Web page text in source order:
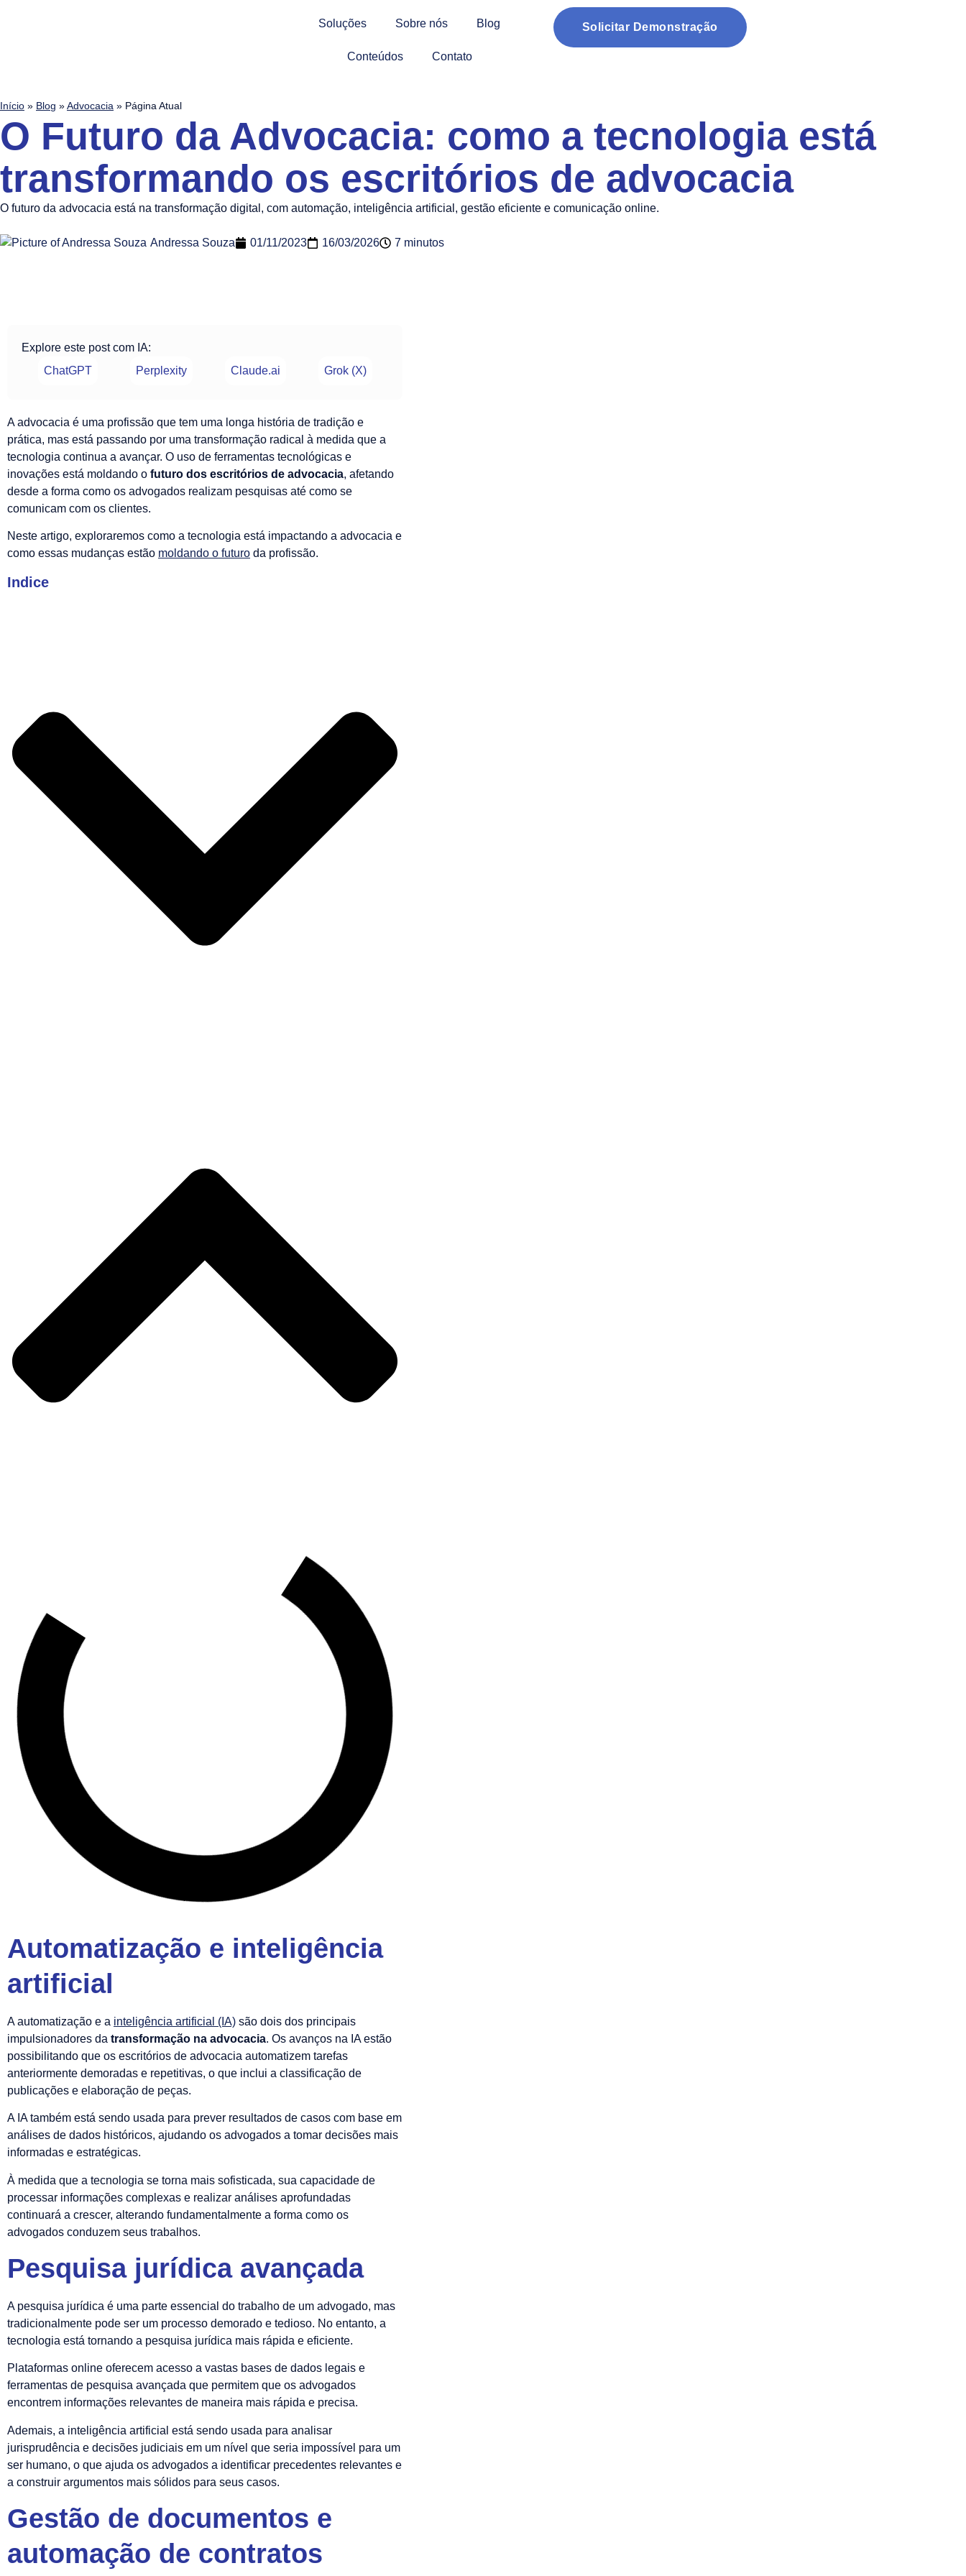
Soluções Sobre nós Blog
Conteúdos Contato
Solicitar Demonstração
Início » Blog » Advocacia » Página Atual
O Futuro da Advocacia: como a tecnologia está
transformando os escritórios de advocacia
O futuro da advocacia está na transformação digital, com automação, inteligência artificial, gestão eficiente e comunicação online.
Andressa Souza 01/11/2023 16/03/2026 7 minutos
Explore este post com IA:
ChatGPT
Perplexity Claude.ai Grok (X)
A advocacia é uma profissão que tem uma longa história de tradição e
prática, mas está passando por uma transformação radical à medida que a
tecnologia continua a avançar. O uso de ferramentas tecnológicas e
inovações está moldando o futuro dos escritórios de advocacia, afetando
desde a forma como os advogados realizam pesquisas até como se
comunicam com os clientes.
Neste artigo, exploraremos como a tecnologia está impactando a advocacia e
como essas mudanças estão moldando o futuro da profissão.
Indice
Automatização e inteligência
artificial
A automatização e a inteligência artificial (IA) são dois dos principais
impulsionadores da transformação na advocacia. Os avanços na IA estão
possibilitando que os escritórios de advocacia automatizem tarefas
anteriormente demoradas e repetitivas, o que inclui a classificação de
publicações e elaboração de peças.
A IA também está sendo usada para prever resultados de casos com base em
análises de dados históricos, ajudando os advogados a tomar decisões mais
informadas e estratégicas.
À medida que a tecnologia se torna mais sofisticada, sua capacidade de
processar informações complexas e realizar análises aprofundadas
continuará a crescer, alterando fundamentalmente a forma como os
advogados conduzem seus trabalhos.
Pesquisa jurídica avançada
A pesquisa jurídica é uma parte essencial do trabalho de um advogado, mas
tradicionalmente pode ser um processo demorado e tedioso. No entanto, a
tecnologia está tornando a pesquisa jurídica mais rápida e eficiente.
Plataformas online oferecem acesso a vastas bases de dados legais e
ferramentas de pesquisa avançada que permitem que os advogados
encontrem informações relevantes de maneira mais rápida e precisa.
Ademais, a inteligência artificial está sendo usada para analisar
jurisprudência e decisões judiciais em um nível que seria impossível para um
ser humano, o que ajuda os advogados a identificar precedentes relevantes e
a construir argumentos mais sólidos para seus casos.
Gestão de documentos e
automação de contratos